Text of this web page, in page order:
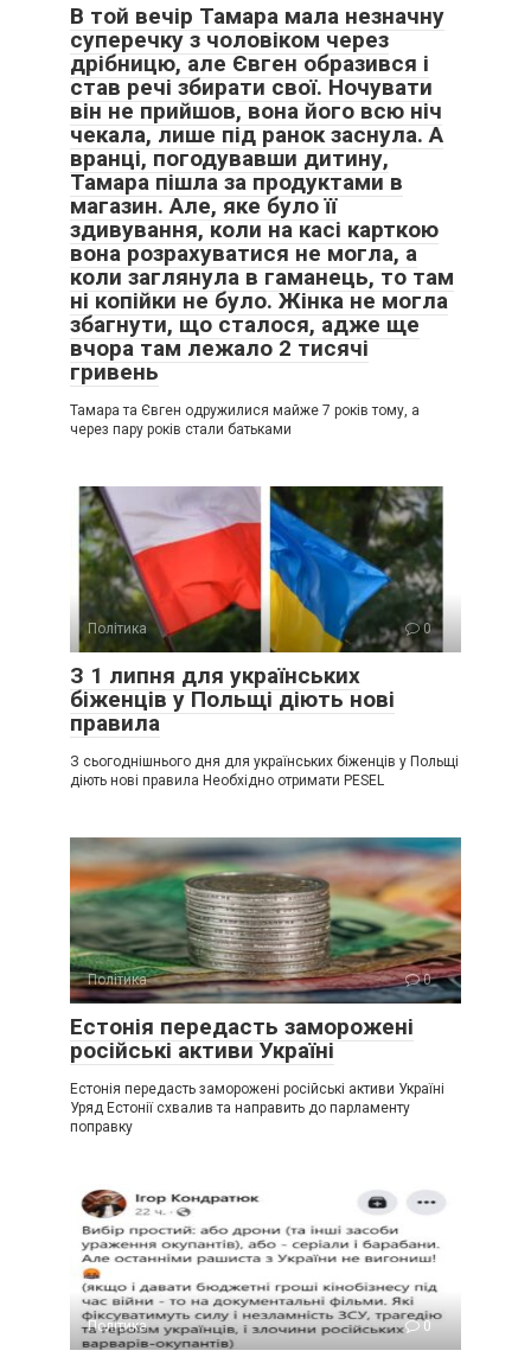
В той вечір Тамара мала незначну
суперечку з чоловіком через
дрібницю, але Євген образився і
став речі збирати свої. Ночувати
він не прийшов, вона його всю ніч
чекала, лише під ранок заснула. А
вранці, погодувавши дитину,
Тамара пішла за продуктами в
магазин. Але, яке було її
здивування, коли на касі карткою
вона розрахуватися не могла, а
коли заглянула в гаманець, то там
ні копійки не було. Жінка не могла
збагнути, що сталося, адже ще
вчора там лежало 2 тисячі
гривень
Тамара та Євген одружилися майже 7 років тому, а
через пару років стали батьками
Політика 0
З 1 липня для українських
біженців у Польщі діють нові
правила
З сьогоднішнього дня для українських біженців у Польщі
діють нові правила Необхідно отримати PESEL
Політика 0
Естонія передасть заморожені
російські активи Україні
Естонія передасть заморожені російські активи Україні
Уряд Естонії схвалив та направить до парламенту
поправку
Політика 0